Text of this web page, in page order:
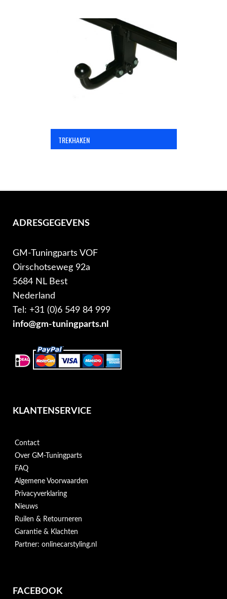
TREKHAKEN
ADRESGEGEVENS
GM-Tuningparts VOF
Oirschotseweg 92a
5684 NL Best
Nederland
Tel: +31 (0)6 549 84 999
info@gm-tuningparts.nl
KLANTENSERVICE
Contact
Over GM-Tuningparts
FAQ
Algemene Voorwaarden
Privacyverklaring
Nieuws
Ruilen & Retourneren
Garantie & Klachten
Partner: onlinecarstyling.nl
FACEBOOK